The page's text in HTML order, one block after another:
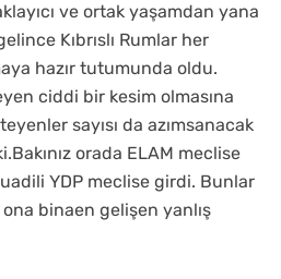
ve ortak yaşamdan yana
Kıbrıslı Rumlar her
hazır tutumunda oldu.
ciddi bir kesim olmasına
sayısı da azımsanacak
orada ELAM meclise
YDP meclise girdi. Bunlar
binaen gelişen yanlış